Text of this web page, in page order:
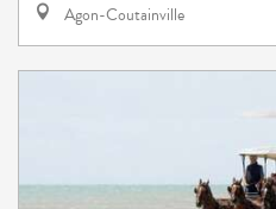
Agon-Coutainville